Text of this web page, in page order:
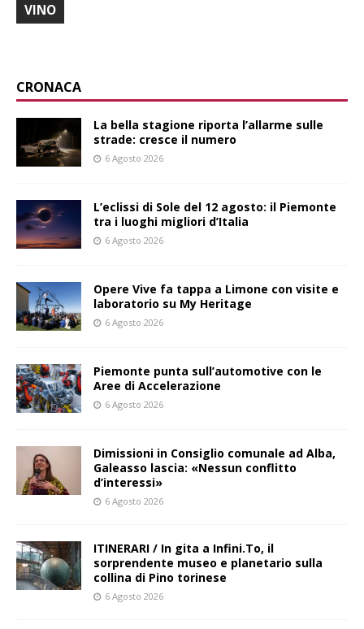
VINO
CRONACA
La bella stagione riporta l’allarme sulle
strade: cresce il numero
6 Agosto 2026
L’eclissi di Sole del 12 agosto: il Piemonte
tra i luoghi migliori d’Italia
6 Agosto 2026
Opere Vive fa tappa a Limone con visite e
laboratorio su My Heritage
6 Agosto 2026
Piemonte punta sull’automotive con le
Aree di Accelerazione
6 Agosto 2026
Dimissioni in Consiglio comunale ad Alba,
Galeasso lascia: «Nessun conflitto
d’interessi»
6 Agosto 2026
ITINERARI / In gita a Infini.To, il
sorprendente museo e planetario sulla
collina di Pino torinese
6 Agosto 2026